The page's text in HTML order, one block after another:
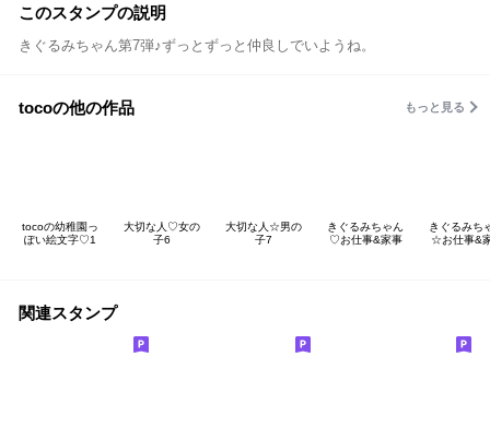
このスタンプの説明
きぐるみちゃん第7弾♪ずっとずっと仲良しでいようね。
tocoの他の作品 もっと見る
tocoの幼稚園っ
ぽい絵文字♡1
大切な人♡女の
子6
大切な人☆男の
子7
きぐるみちゃん
♡お仕事&家事
きぐるみち
☆お仕事&
関連スタンプ